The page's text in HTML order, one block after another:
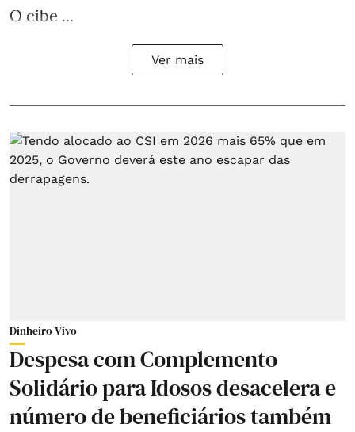
O cibe ...
Ver mais
Dinheiro Vivo
Despesa com Complemento
Solidário para Idosos desacelera e
número de beneficiários também